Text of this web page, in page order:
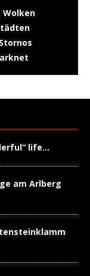
Wolken
life…
am Arlberg